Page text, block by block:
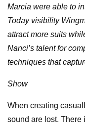
Marcia were able to
Today visibility
attract more suits
Nanci’s talent for
techniques that
Show
When creating
sound are lost. There